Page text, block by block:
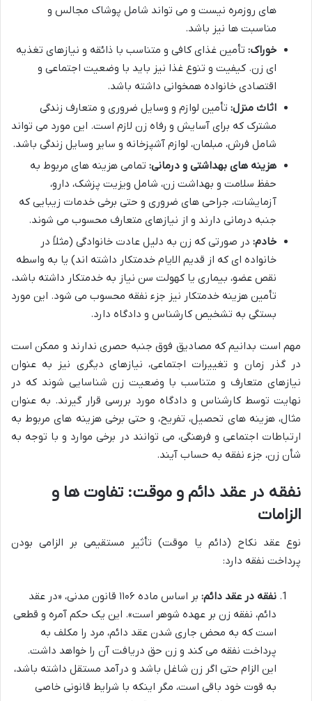
های روزمره نیست و می تواند شامل پوشاک مجالس و
مناسبت ها نیز باشد.
خوراک: تأمین غذای کافی و متناسب با ذائقه و نیازهای تغذیه
ای زن. کیفیت و تنوع غذا نیز باید با وضعیت اجتماعی و
اقتصادی خانواده همخوانی داشته باشد.
اثاث منزل: تأمین لوازم و وسایل ضروری و متعارف زندگی
مشترک که برای آسایش و رفاه زن لازم است. این مورد می تواند
شامل فرش، مبلمان، لوازم آشپزخانه و سایر وسایل زندگی باشد.
هزینه های بهداشتی و درمانی: تمامی هزینه های مربوط به
حفظ سلامت و بهداشت زن، شامل ویزیت پزشک، دارو،
آزمایشات، جراحی های ضروری و حتی برخی خدمات زیبایی که
جنبه درمانی دارند و از نیازهای متعارف محسوب می شوند.
خادم: در صورتی که زن به دلیل عادت خانوادگی (مثلاً در
خانواده ای که از قدیم الایام خدمتکار داشته اند) یا به واسطه
نقص عضو، بیماری یا کهولت سن نیاز به خدمتکار داشته باشد،
تأمین هزینه خدمتکار نیز جزء نفقه محسوب می شود. این مورد
بستگی به تشخیص کارشناس و دادگاه دارد.
مهم است بدانیم که مصادیق فوق جنبه حصری ندارند و ممکن است
در گذر زمان و تغییرات اجتماعی، نیازهای دیگری نیز به عنوان
نیازهای متعارف و متناسب با وضعیت زن شناسایی شوند که در
نهایت توسط کارشناس و دادگاه مورد بررسی قرار گیرند. به عنوان
مثال، هزینه های تحصیل، تفریح، و حتی برخی هزینه های مربوط به
ارتباطات اجتماعی و فرهنگی، می توانند در برخی موارد و با توجه به
شأن زن، جزء نفقه به حساب آیند.
نفقه در عقد دائم و موقت: تفاوت ها و
الزامات
نوع عقد نکاح (دائم یا موقت) تأثیر مستقیمی بر الزامی بودن
پرداخت نفقه دارد:
نفقه در عقد دائم:
بر اساس ماده ۱۱۰۶ قانون مدنی، «در عقد
دائم، نفقه زن بر عهده شوهر است». این یک حکم آمره و قطعی
است که به محض جاری شدن عقد دائم، مرد را مکلف به
پرداخت نفقه می کند و زن حق دریافت آن را خواهد داشت.
این الزام حتی اگر زن شاغل باشد و درآمد مستقل داشته باشد،
به قوت خود باقی است، مگر اینکه با شرایط قانونی خاصی